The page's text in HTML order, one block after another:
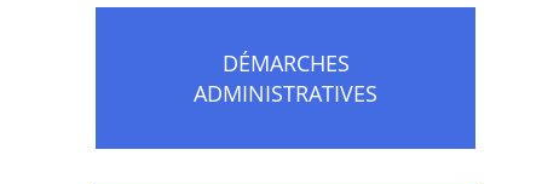
DÉMARCHES
ADMINISTRATIVES